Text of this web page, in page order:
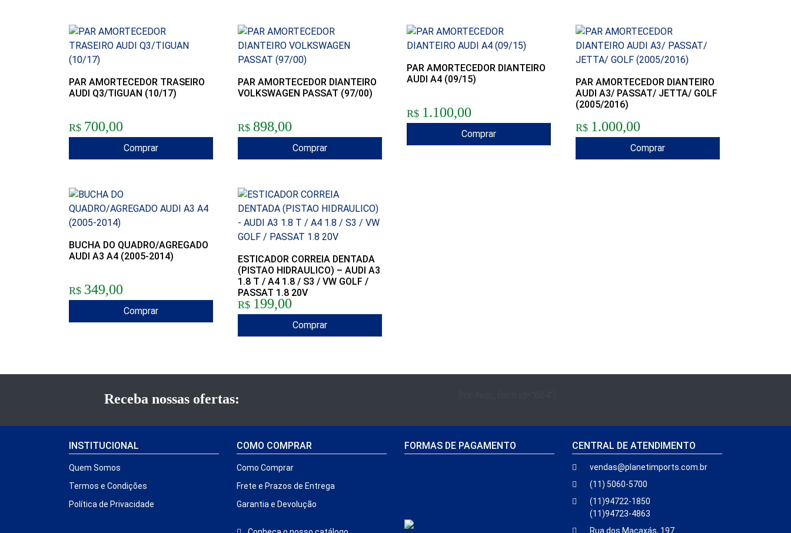
PAR AMORTECEDOR TRASEIRO
AUDI Q3/TIGUAN (10/17)
R$ 700,00
Comprar
PAR AMORTECEDOR DIANTEIRO
VOLKSWAGEN PASSAT (97/00)
R$ 898,00
Comprar
PAR AMORTECEDOR DIANTEIRO
AUDI A4 (09/15)
R$ 1.100,00
Comprar
PAR AMORTECEDOR DIANTEIRO
AUDI A3/ PASSAT/ JETTA/ GOLF
(2005/2016)
R$ 1.000,00
Comprar
BUCHA DO QUADRO/AGREGADO
AUDI A3 A4 (2005-2014)
R$ 349,00
Comprar
ESTICADOR CORREIA DENTADA
(PISTAO HIDRAULICO) – AUDI A3
1.8 T / A4 1.8 / S3 / VW GOLF /
PASSAT 1.8 20V
R$ 199,00
Comprar
Receba nossas ofertas:
INSTITUCIONAL
Quem Somos
Termos e Condições
Política de Privacidade
COMO COMPRAR
Como Comprar
Frete e Prazos de Entrega
Garantia e Devolução
FORMAS DE PAGAMENTO CENTRAL DE ATENDIMENTO
vendas@planetimports.com.br
(11) 5060-5700
(11)94722-1850
(11)94723-4863
Rua dos Macaxás, 197